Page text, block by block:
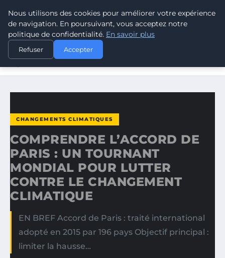
CLIMATE GUARDIAN
ACCUEIL
CHANGEMENTS CLIMATIQUES
COMPRENDRE L’ACCORD DE PARIS : UN TOURNANT
CHANGEMENTS CLIMATIQUES
COMPRENDRE L’ACCORD DE
PARIS : UN TOURNANT
MONDIAL POUR LUTTER
CONTRE LE CHANGEMENT
CLIMATIQUE
EN BREF Accord de Paris : traité international
adopté en 2015 par 196 pays Objectif principal :
limiter la hausse…
Nous utilisons des cookies pour améliorer votre expérience
de navigation. En poursuivant, vous acceptez notre
politique de confidentialité. En savoir plus
Refuser Accepter